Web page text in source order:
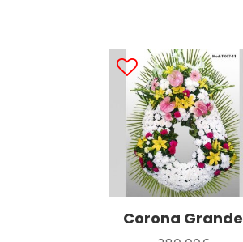
Corona Grande